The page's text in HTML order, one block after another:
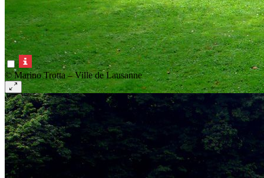
© Marino Trotta – Ville de Lausanne